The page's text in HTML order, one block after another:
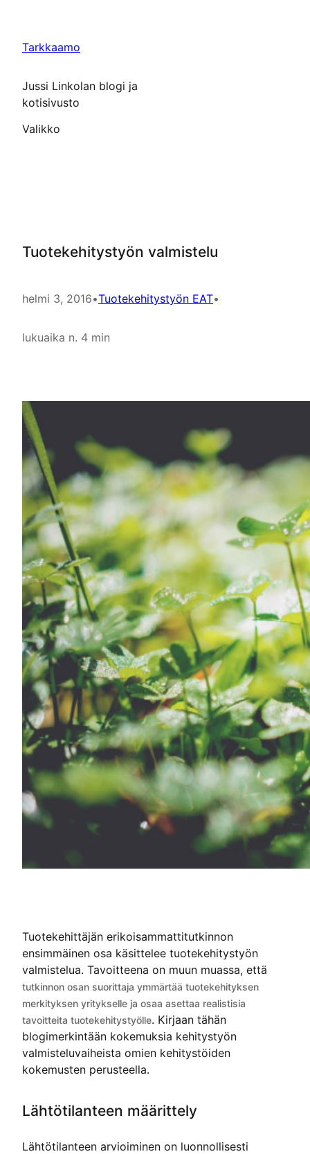
Tarkkaamo
Jussi Linkolan blogi ja
kotisivusto
Valikko
Tuotekehitystyön valmistelu
helmi 3, 2016•Tuotekehitystyön EAT•
lukuaika n. 4 min
Tuotekehittäjän erikoisammattitutkinnon
ensimmäinen osa käsittelee tuotekehitystyön
valmistelua. Tavoitteena on muun muassa, että
tutkinnon osan suorittaja ymmärtää tuotekehityksen
merkityksen yritykselle ja osaa asettaa realistisia
tavoitteita tuotekehitystyölle. Kirjaan tähän
blogimerkintään kokemuksia kehitystyön
valmisteluvaiheista omien kehitystöiden
kokemusten perusteella.
Lähtötilanteen määrittely
Lähtötilanteen arvioiminen on luonnollisesti